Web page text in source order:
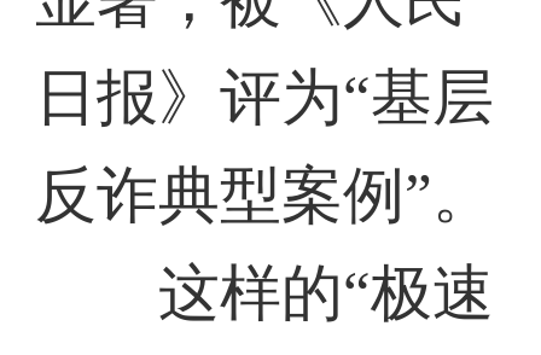
日报》评为“基层
反诈典型案例”。
这样的“极速